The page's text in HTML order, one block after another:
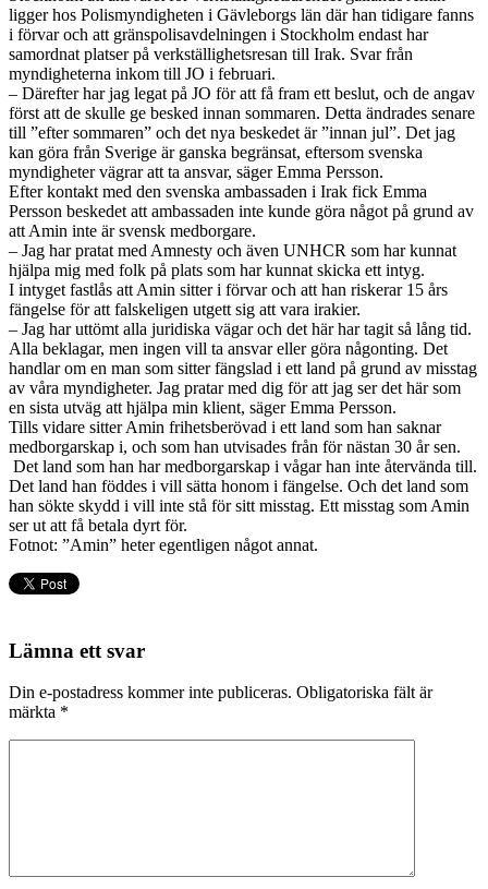
ligger hos Polismyndigheten i Gävleborgs län där han tidigare fanns
i förvar och att gränspolisavdelningen i Stockholm endast har
samordnat platser på verkställighetsresan till Irak. Svar från
myndigheterna inkom till JO i februari.
– Därefter har jag legat på JO för att få fram ett beslut, och de angav
först att de skulle ge besked innan sommaren. Detta ändrades senare
till ”efter sommaren” och det nya beskedet är ”innan jul”. Det jag
kan göra från Sverige är ganska begränsat, eftersom svenska
myndigheter vägrar att ta ansvar, säger Emma Persson.
Efter kontakt med den svenska ambassaden i Irak fick Emma
Persson beskedet att ambassaden inte kunde göra något på grund av
att Amin inte är svensk medborgare.
– Jag har pratat med Amnesty och även UNHCR som har kunnat
hjälpa mig med folk på plats som har kunnat skicka ett intyg.
I intyget fastlås att Amin sitter i förvar och att han riskerar 15 års
fängelse för att falskeligen utgett sig att vara irakier.
– Jag har uttömt alla juridiska vägar och det här har tagit så lång tid.
Alla beklagar, men ingen vill ta ansvar eller göra någonting. Det
handlar om en man som sitter fängslad i ett land på grund av misstag
av våra myndigheter. Jag pratar med dig för att jag ser det här som
en sista utväg att hjälpa min klient, säger Emma Persson.
Tills vidare sitter Amin frihetsberövad i ett land som han saknar
medborgarskap i, och som han utvisades från för nästan 30 år sen.
Det land som han har medborgarskap i vågar han inte återvända till.
Det land han föddes i vill sätta honom i fängelse. Och det land som
han sökte skydd i vill inte stå för sitt misstag. Ett misstag som Amin
ser ut att få betala dyrt för.
Fotnot: ”Amin” heter egentligen något annat.
Lämna ett svar
Din e-postadress kommer inte publiceras. Obligatoriska fält är
märkta *